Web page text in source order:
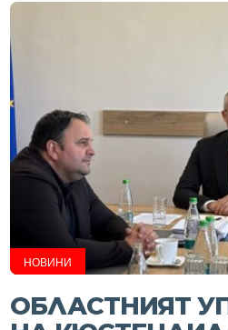
НОВИНИ
ОБЛАСТНИЯТ